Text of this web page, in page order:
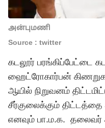
அன்புமணி
Source : twitter
கடலூர் பரங்கிப்பேட்டை
ஹைட்ரோகார்பன்
ஆயில் நிறுவனம்
சீர்குலைக்கும் திட்டத்தை
எனவும் பா.ம.க. தலைவர்